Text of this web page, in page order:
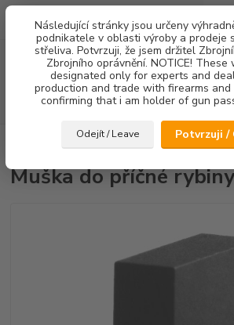
Následující stránky jsou určeny
podnikatele v oblasti výroby a prodeje
střeliva. Potvrzuji, že jsem držitel
Zbrojního oprávnění. NOTICE! These
designated only for experts and
production and trade with firearms and
confirming that i am holder of gun
Odejít / Leave Potvrzuji /
Muška do příčné rybiny 5,5mm
Muška do příčné